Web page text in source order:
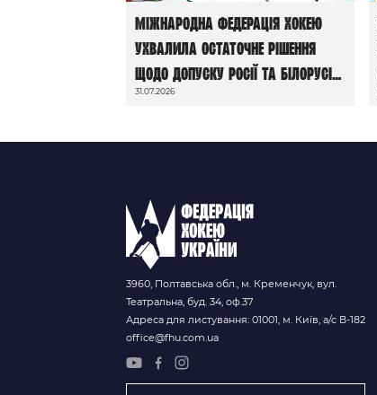
Міжнародна федерація хокею
ухвалила остаточне рішення
щодо допуску росії та білорусі
до чемпіонатів світу сезону
31.07.2026
3960, Полтавська обл., м. Кременчук, вул.
Театральна, буд. 34, оф.37
Адреса для листування: 01001, м. Київ, а/с В-182
office@fhu.com.ua